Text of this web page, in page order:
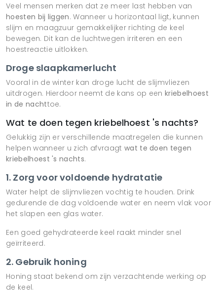
Veel mensen merken dat ze meer last hebben van
hoesten bij liggen. Wanneer u horizontaal ligt, kunnen
slijm en maagzuur gemakkelijker richting de keel
bewegen. Dit kan de luchtwegen irriteren en een
hoestreactie uitlokken.
Droge slaapkamerlucht
Vooral in de winter kan droge lucht de slijmvliezen
uitdrogen. Hierdoor neemt de kans op eenkriebelhoest
in de nachttoe.
Wat te doen tegen kriebelhoest 's nachts?
Gelukkig zijn er verschillende maatregelen die kunnen
helpen wanneer u zich afvraagt wat te doen tegen
kriebelhoest 's nachts.
1. Zorg voor voldoende hydratatie
Water helpt de slijmvliezen vochtig te houden. Drink
gedurende de dag voldoende water en neem vlak voor
het slapen een glas water.
Een goed gehydrateerde keel raakt minder snel
geïrriteerd.
2. Gebruik honing
Honing staat bekend om zijn verzachtende werking op
de keel.